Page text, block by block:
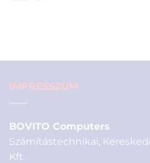
IMPRESSZUM
BOVITO Computers
Számítástechnikai,
Kft.